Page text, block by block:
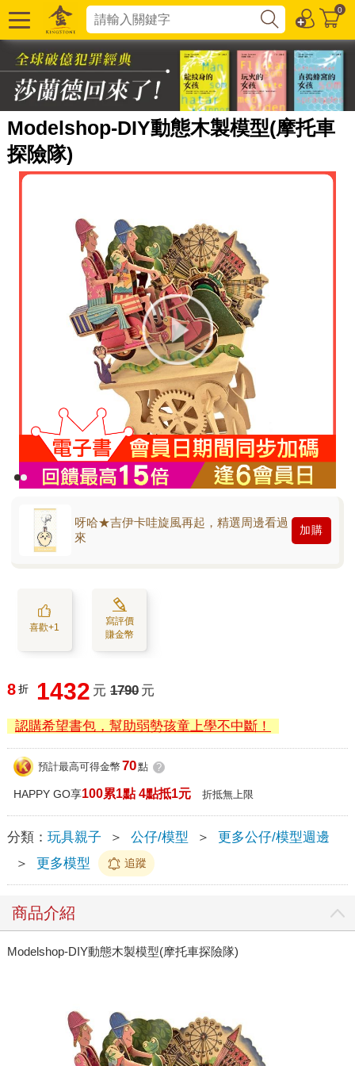
0
Modelshop-DIY動態木製模型(摩托車
探險隊)
呀哈★吉伊卡哇旋風再起，精選周邊看過
來
加購
喜歡+1
寫評價
賺金幣
8 折 1432 元 1790 元
認購希望書包，幫助弱勢孩童上學不中斷！
預計最高可得金幣 70點 ?
HAPPY GO享100累1點 4點抵1元 折抵無上限
分類： 玩具親子 ＞ 公仔/模型 ＞
更多公仔/模型週邊
＞
更多模型 追蹤
商品介紹
Modelshop-DIY動態木製模型(摩托車探險隊)